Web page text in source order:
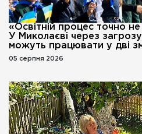
«Освітній процес точно
У Миколаєві через
можуть працювати у дві
05 серпня 2026